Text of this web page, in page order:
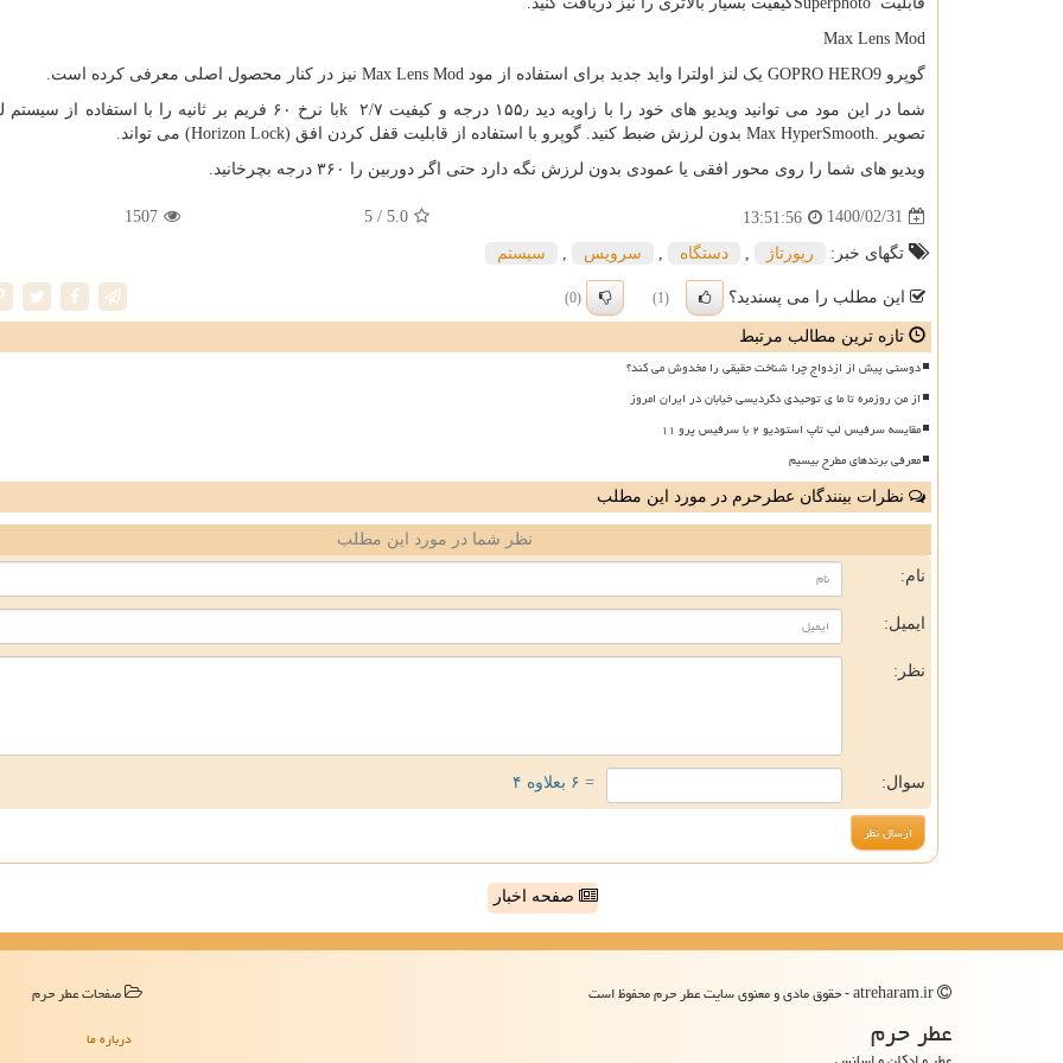
Max Lens Mod
گوپرو GOPRO HERO9 یک لنز اولترا واید جدید برای استفاده از مود Max Lens Mod نیز در کنار محصول اصلی معرفی کرده است.
شما در این مود می توانید ویدیو های خود را با زاویه دید ۱۵۵٫ درجه و کیفیت ۲/۷
k
با نرخ ۶۰ فریم بر ثانیه را با استفاده از
تصویر Max HyperSmooth. بدون لرزش ضبط کنید. گوپرو با استفاده از قابلیت قفل کردن افق (Horizon Lock) می تواند.
ویدیو های شما را روی محور افقی یا عمودی بدون لرزش نگه دارد حتی اگر دوربین را ۳۶۰ درجه بچرخانید.
1400/02/31
13:51:56
5.0
/ 5
1507
تگهای خبر: رپورتاژ دستگاه سرویس سیستم
این مطلب را می پسندید؟ (1)
(0)
تازه ترین مطالب مرتبط
دوستی پیش از ازدواج چرا شناخت حقیقی را مخدوش می کند؟
از من روزمره تا ما ی توحیدی دگردیسی خیابان در ایران امروز
مقایسه سرفیس لپ تاپ استودیو ۲ با سرفیس پرو ۱۱
معرفی برندهای مطرح بیسیم
نظرات بینندگان عطرحرم در مورد این مطلب
نظر شما در مورد این مطلب
نام:
ایمیل:
نظر:
سوال: = ۶ بعلاوه ۴
صفحه اخبار
عطر حرم
صفحات عطر حرم
درباره ما